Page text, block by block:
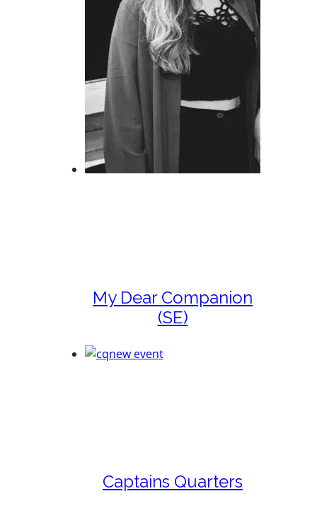
My Dear Companion
(SE)
Captains Quarters